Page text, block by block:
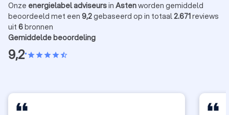
Onze energielabel adviseursin Astenworden gemiddeld
beoordeeld met een 9,2gebaseerd op in totaal2.671reviews
uit 6bronnen
Gemiddelde beoordeling
9,2•starstarstarstarstar_half